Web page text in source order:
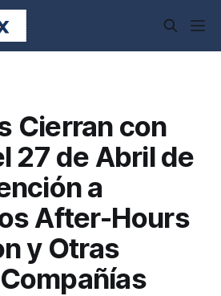
Cierran con
27 de Abril de
a
After-Hours
y Otras